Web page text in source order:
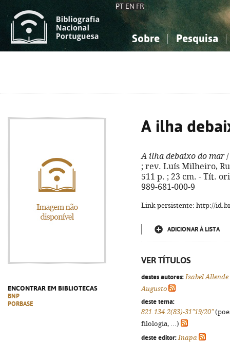
PT EN FR
Sobre Pesquisa
ENCONTRAR EM BIBLIOTECAS
BNP
PORBASE
A ilha
A ilha debaixo do mar/
; rev. Luís Milheiro,
511 p. ; 23 cm. - Tít.
989-681-000-9
Link persistente: http://
ADICIONAR À LISTA
VER TÍTULOS
destes autores: Isabel Allende
Augusto
deste tema:
821.134.2(83)-31"19/20"
filologia, ...)
deste editor: Inapa